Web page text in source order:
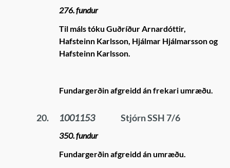
276. fundur
Til máls tóku Guðríður Arnardóttir,
Hafsteinn Karlsson, Hjálmar Hjálmarsson og
Hafsteinn Karlsson.
Fundargerðin afgreidd án frekari umræðu.
20. 1001153 Stjórn SSH 7/6
350. fundur
Fundargerðin afgreidd án umræðu.